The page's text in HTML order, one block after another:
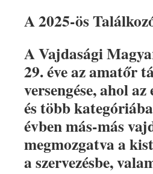
A 2025-ös
A Vajdasági
29. éve az amatőr
versengése, ahol
és több
évben más-más
megmozgatva a
a szervezésbe,